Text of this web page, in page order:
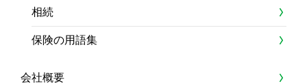
相続
保険の用語集
会社概要